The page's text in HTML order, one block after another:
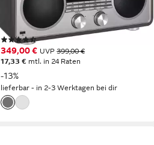
70 W Leistung
externes Netzteil
Stromversorgung
4,97 kg Gewicht
(23)
349,00 € UVP399,00 €
17,33 € mtl. in 24 Raten
-13%
lieferbar - in 2-3 Werktagen bei dir